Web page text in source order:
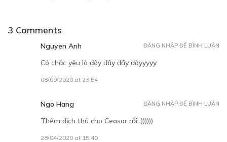
3 Comments
Nguyen Anh
Có chắc yêu là đây đây đầy đâyyyyy
08/09/2020 at 23:54
ĐĂNG NHẬP ĐỂ BÌNH LUẬN
Ngo Hang
Thêm địch thủ cho Ceasar rồi :))))))
28/04/2020 at 15:40
ĐĂNG NHẬP ĐỂ BÌNH LUẬN